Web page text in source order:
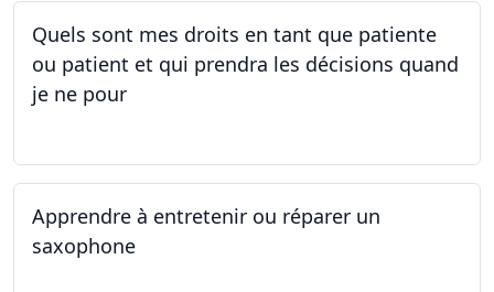
Quels sont mes droits en tant que patiente
ou patient et qui prendra les décisions quand
je ne pour
Apprendre à entretenir ou réparer un
saxophone